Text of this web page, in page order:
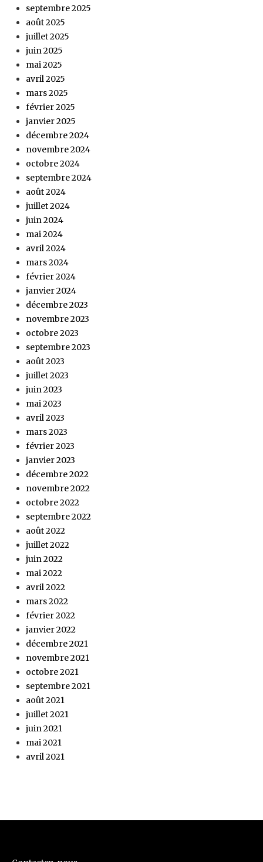
septembre 2025
août 2025
juillet 2025
juin 2025
mai 2025
avril 2025
mars 2025
février 2025
janvier 2025
décembre 2024
novembre 2024
octobre 2024
septembre 2024
août 2024
juillet 2024
juin 2024
mai 2024
avril 2024
mars 2024
février 2024
janvier 2024
décembre 2023
novembre 2023
octobre 2023
septembre 2023
août 2023
juillet 2023
juin 2023
mai 2023
avril 2023
mars 2023
février 2023
janvier 2023
décembre 2022
novembre 2022
octobre 2022
septembre 2022
août 2022
juillet 2022
juin 2022
mai 2022
avril 2022
mars 2022
février 2022
janvier 2022
décembre 2021
novembre 2021
octobre 2021
septembre 2021
août 2021
juillet 2021
juin 2021
mai 2021
avril 2021